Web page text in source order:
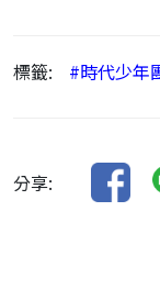
標籤: #時代少年
分享: